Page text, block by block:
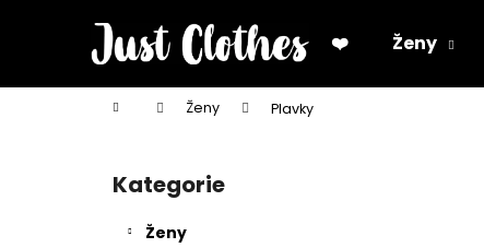
❤️ Ženy
Domů Ženy Plavky
Přeskočit
kategorie
Kategorie
Ženy
í
Zpět
do
Zpět
do